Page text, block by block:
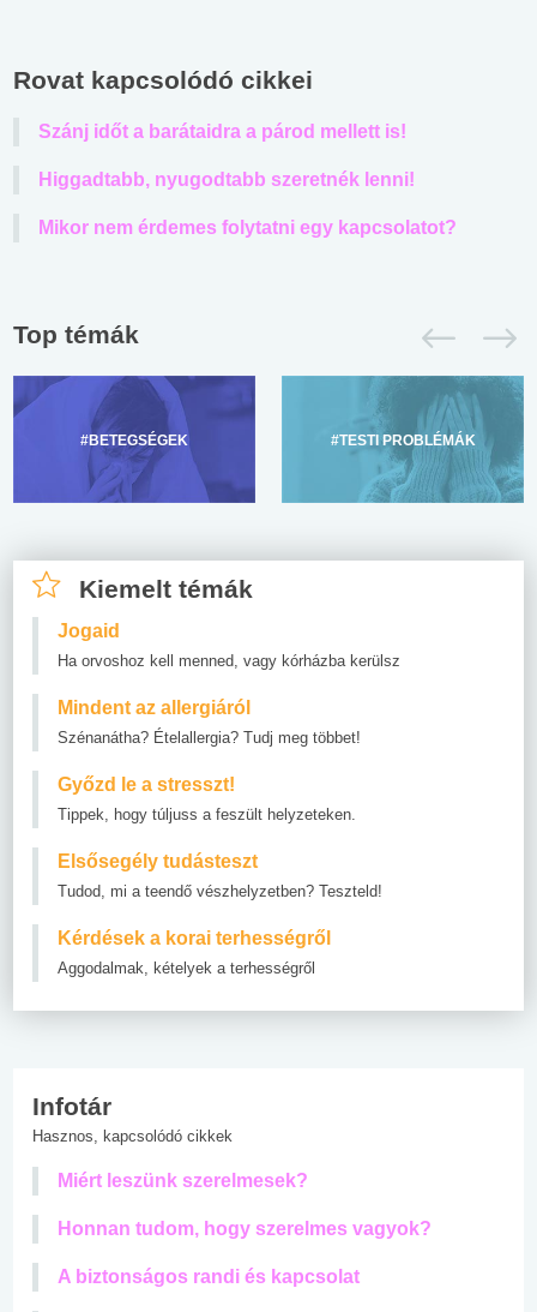
Rovat kapcsolódó cikkei
Szánj időt a barátaidra a párod mellett is!
Higgadtabb, nyugodtabb szeretnék lenni!
Mikor nem érdemes folytatni egy kapcsolatot?
Top témák
#BETEGSÉGEK #TESTI PROBLÉMÁK
Kiemelt témák
Jogaid
Ha orvoshoz kell menned, vagy kórházba kerülsz
Mindent az allergiáról
Szénanátha? Ételallergia? Tudj meg többet!
Győzd le a stresszt!
Tippek, hogy túljuss a feszült helyzeteken.
Elsősegély tudásteszt
Tudod, mi a teendő vészhelyzetben? Teszteld!
Kérdések a korai terhességről
Aggodalmak, kételyek a terhességről
Infotár
Hasznos, kapcsolódó cikkek
Miért leszünk szerelmesek?
Honnan tudom, hogy szerelmes vagyok?
A biztonságos randi és kapcsolat